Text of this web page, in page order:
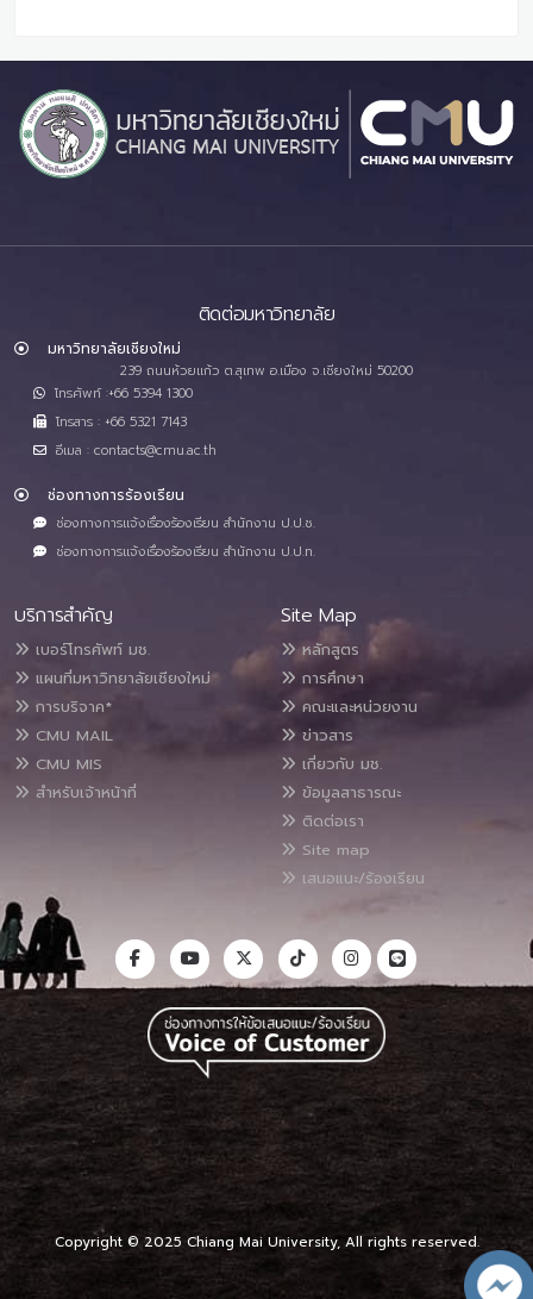
ติดต่อมหาวิทยาลัย
มหาวิทยาลัยเชียงใหม่
239 ถนนห้วยแก้ว ต.สุเทพ อ.เมือง จ.เชียงใหม่ 50200
โทรศัพท์ :+66 5394 1300
โทรสาร : +66 5321 7143
อีเมล : contacts@cmu.ac.th
ช่องทางการร้องเรียน
ช่องทางการแจ้งเรื่องร้องเรียน สำนักงาน ป.ป.ช.
ช่องทางการแจ้งเรื่องร้องเรียน สำนักงาน ป.ป.ท.
บริการสำคัญ
เบอร์โทรศัพท์ มช.
แผนที่มหาวิทยาลัยเชียงใหม่
การบริจาค*
CMU MAIL
CMU MIS
สำหรับเจ้าหน้าที่
Site Map
หลักสูตร
การศึกษา
คณะและหน่วยงาน
ข่าวสาร
เกี่ยวกับ มช.
ข้อมูลสาธารณะ
ติดต่อเรา
Site map
เสนอแนะ/ร้องเรียน
Copyright © 2025 Chiang Mai University, All rights reserved.